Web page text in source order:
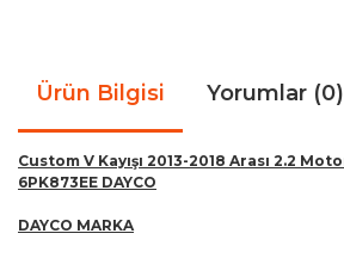
Ürün Bilgisi Yorumlar (0)
Custom V Kayışı 2013-2018 Arası 2.2
6PK873EE DAYCO
DAYCO MARKA